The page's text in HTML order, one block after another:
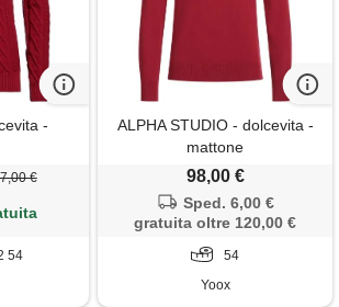
-
€
54
ALPHA STUDIO - dolcevita -
mattone
98,00 €
Sped. 6,00 €
gratuita oltre 120,00 €
54
Yoox